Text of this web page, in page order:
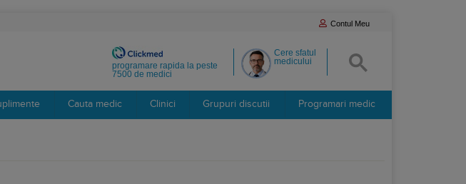
Contul Meu
Cere sfatul
medicului
programare rapida la peste
7500 de medici
Cauta medic Clinici Grupuri discutii Programari medic